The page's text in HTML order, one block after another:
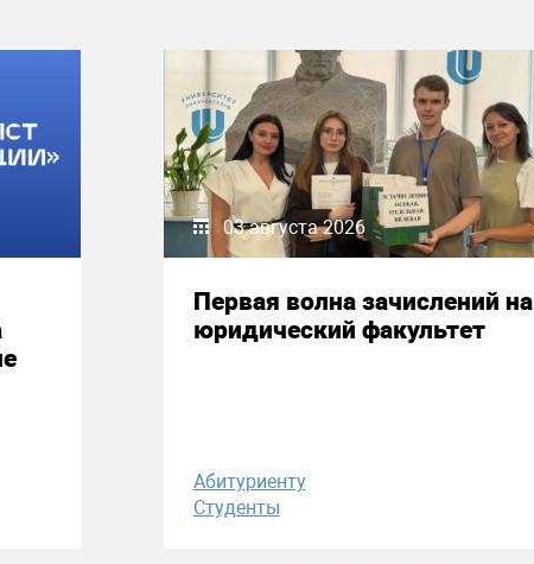
03 августа 2026
Первая волна зачислений на
юридический факультет
Абитуриенту
Студенты